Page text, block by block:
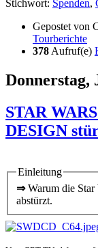
Stichwort: Spenden,
Gepostet von
Tourberichte
378 Aufruf(e)
Donnerstag,
STAR
DESIGN
Einleitung
⇒Warum die Star
abstürzt.